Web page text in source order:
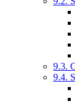
9.3.
9.4.